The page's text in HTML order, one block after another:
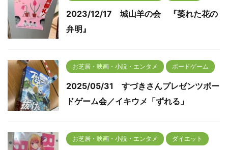
2023/12/17 城山羊の会 『萎れた花の
弁明』
お芝居・映画・小説・エンタメ ボードゲーム
2025/05/31 すづきさんプレゼンツボー
ドゲーム会／イキウメ「ずれる」
お芝居・映画・小説・エンタメ ダイエット